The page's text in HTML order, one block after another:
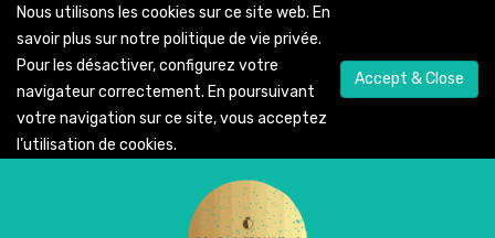
Nous utilisons les cookies sur ce site web. En
savoir plus sur notre politique de vie privée.
Pour les désactiver, configurez votre
navigateur correctement. En poursuivant
votre navigation sur ce site, vous acceptez
l’utilisation de cookies.
Accept & Close